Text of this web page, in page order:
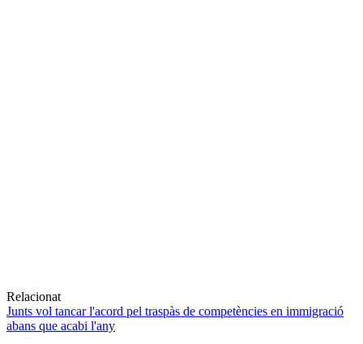
Relacionat
Junts vol tancar l'acord pel traspàs de competències en immigració
abans que acabi l'any